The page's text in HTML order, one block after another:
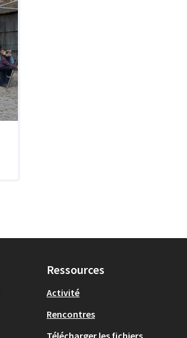
Ressources
Activité
Rencontres
Télécharger les fichiers